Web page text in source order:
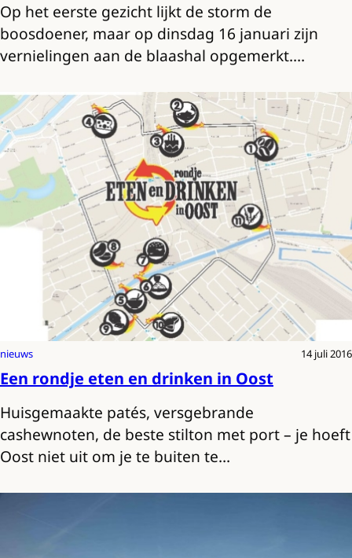
Op het eerste gezicht lijkt de storm de
boosdoener, maar op dinsdag 16 januari zijn
vernielingen aan de blaashal opgemerkt.…
nieuws 14 juli 2016
Een rondje eten en drinken in Oost
Huisgemaakte patés, versgebrande
cashewnoten, de beste stilton met port – je hoeft
Oost niet uit om je te buiten te…